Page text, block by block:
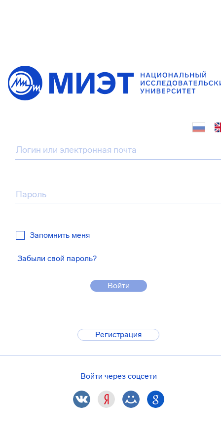
Запомнить меня
Забыли свой пароль?
Войти
Регистрация
Войти через соцсети